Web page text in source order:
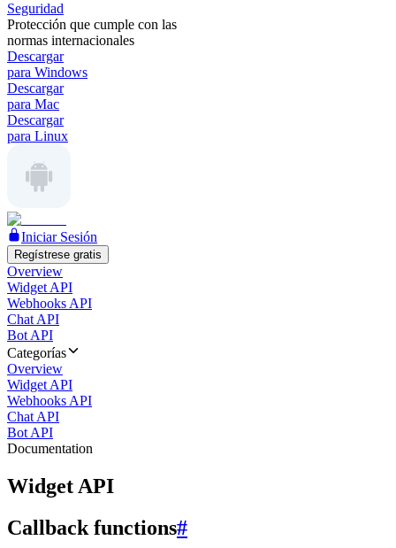
Seguridad
Protección que cumple con las
normas internacionales
Descargar
para Windows
Descargar
para Mac
Descargar
para Linux
Iniciar Sesión
Regístrese gratis
Overview
Widget API
Webhooks API
Chat API
Bot API
Categorías
Overview
Widget API
Webhooks API
Chat API
Bot API
Documentation
Widget API
Callback functions#